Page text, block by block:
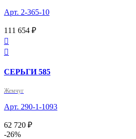
Арт. 2-365-10
111 654 ₽


СЕРЬГИ 585
Жемчуг
Арт. 290-1-1093
62 720 ₽
-26%